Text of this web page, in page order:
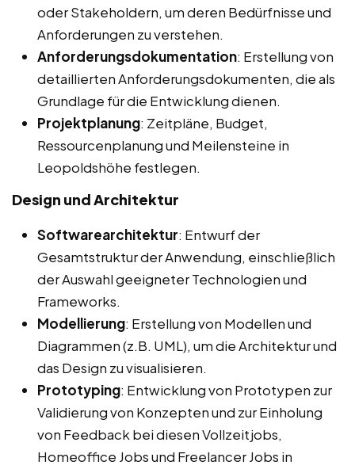
oder Stakeholdern, um deren Bedürfnisse und
Anforderungen zu verstehen.
Anforderungsdokumentation: Erstellung von
detaillierten Anforderungsdokumenten, die als
Grundlage für die Entwicklung dienen.
Projektplanung: Zeitpläne, Budget,
Ressourcenplanung und Meilensteine in
Leopoldshöhe festlegen.
Design und Architektur
Softwarearchitektur: Entwurf der
Gesamtstruktur der Anwendung, einschließlich
der Auswahl geeigneter Technologien und
Frameworks.
Modellierung: Erstellung von Modellen und
Diagrammen (z.B. UML), um die Architektur und
das Design zu visualisieren.
Prototyping: Entwicklung von Prototypen zur
Validierung von Konzepten und zur Einholung
von Feedback bei diesen Vollzeitjobs,
Homeoffice Jobs und Freelancer Jobs in